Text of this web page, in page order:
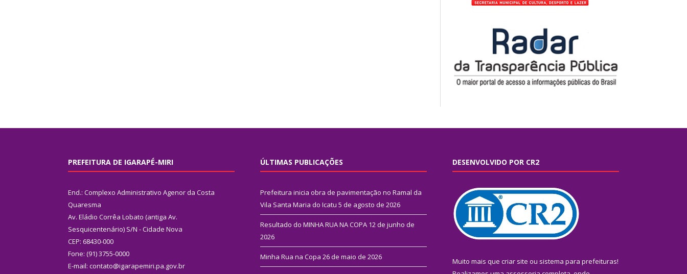
PREFEITURA DE IGARAPÉ-MIRI
End.: Complexo Administrativo Agenor da Costa
Quaresma
Av. Eládio Corrêa Lobato (antiga Av.
Sesquicentenário) S/N - Cidade Nova
CEP: 68430-000
Fone: (91) 3755-0000
E-mail: contato@igarapemiri.pa.gov.br
ÚLTIMAS PUBLICAÇÕES
Prefeitura inicia obra de pavimentação no Ramal da
Vila Santa Maria do Icatu 5 de agosto de 2026
Resultado do MINHA RUA NA COPA 12 de junho de
2026
Minha Rua na Copa 26 de maio de 2026
DESENVOLVIDO POR CR2
Muito mais que criar site ou sistema para prefeituras!